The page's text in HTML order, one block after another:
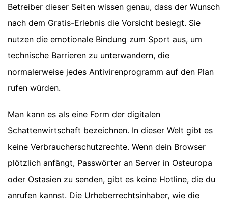
Betreiber dieser Seiten wissen genau, dass der Wunsch
nach dem Gratis-Erlebnis die Vorsicht besiegt. Sie
nutzen die emotionale Bindung zum Sport aus, um
technische Barrieren zu unterwandern, die
normalerweise jedes Antivirenprogramm auf den Plan
rufen würden.
Man kann es als eine Form der digitalen
Schattenwirtschaft bezeichnen. In dieser Welt gibt es
keine Verbraucherschutzrechte. Wenn dein Browser
plötzlich anfängt, Passwörter an Server in Osteuropa
oder Ostasien zu senden, gibt es keine Hotline, die du
anrufen kannst. Die Urheberrechtsinhaber, wie die